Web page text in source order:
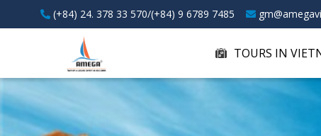
(+84) 24. 378 33 570/(+84) 9 6789 7485
TOURS IN